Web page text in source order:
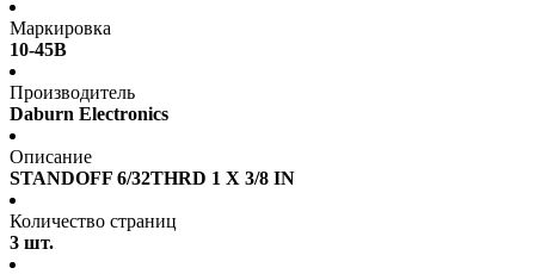
Маркировка
10-45B
Производитель
Daburn Electronics
Описание
STANDOFF 6/32THRD 1 X 3/8 IN
Количество страниц
3 шт.